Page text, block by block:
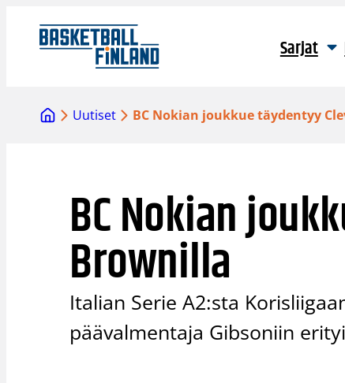
sisältöön
Sarjat
Uutiset BC Nokian joukkue täydentyy
BC Nokian
Brownilla
Italian Serie A2:sta
päävalmentaja Gibsoniin